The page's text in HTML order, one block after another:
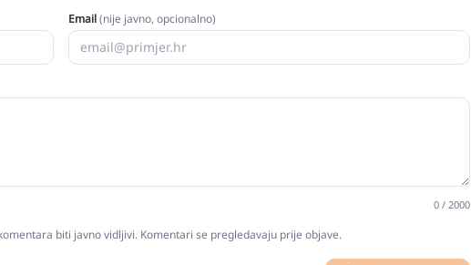
Email(nije javno, opcionalno)
0 / 2000
biti javno vidljivi. Komentari se pregledavaju prije objave.